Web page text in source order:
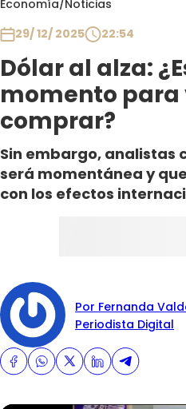
Economía/Noticias
29/ 12/ 2025
22:54
Dólar al alza:
momento para
comprar?
Sin embargo, analistas
será momentánea y
con los efectos
Por Fernanda
Periodista Digital
Club De La Comedia
Contigo en Directo
Plan Perfecto
El Tiempo
Sabingo
Todos Los Programas